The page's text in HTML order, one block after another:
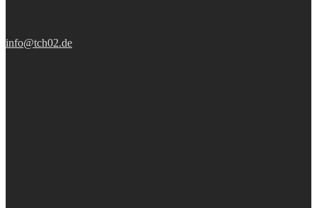
info@tch02.de